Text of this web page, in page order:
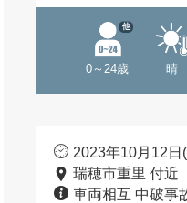
0～24歳
他
晴
2023年10月12日
瑞穂市重里 付近
車両相互 中破事